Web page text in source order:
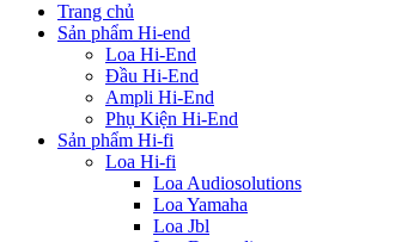
Trang chủ
Sản phẩm Hi-end
Loa Hi-End
Đầu Hi-End
Ampli Hi-End
Phụ Kiện Hi-End
Sản phẩm Hi-fi
Loa Hi-fi
Loa Audiosolutions
Loa Yamaha
Loa Jbl